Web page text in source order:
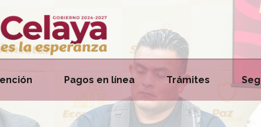
Pagos en línea Trámites